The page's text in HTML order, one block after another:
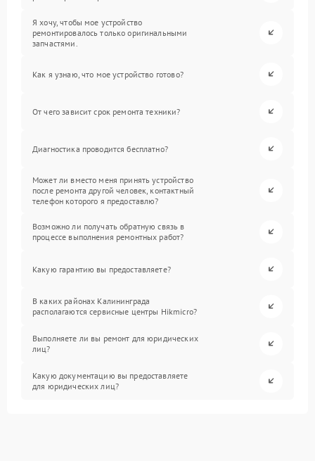
Я хочу, чтобы мое устройство
ремонтировалось только оригинальными
запчастями.
Как я узнаю, что мое устройство готово?
От чего зависит срок ремонта техники?
Диагностика проводится бесплатно?
Может ли вместо меня принять устройство
после ремонта другой человек, контактный
телефон которого я предоставлю?
Возможно ли получать обратную связь в
процессе выполнения ремонтных работ?
Какую гарантию вы предоставляете?
В каких районах Калининграда
располагаются сервисные центры Hikmicro?
Выполняете ли вы ремонт для юридических
лиц?
Какую документацию вы предоставляете
для юридических лиц?